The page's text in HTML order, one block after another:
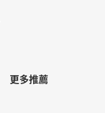
更多推薦